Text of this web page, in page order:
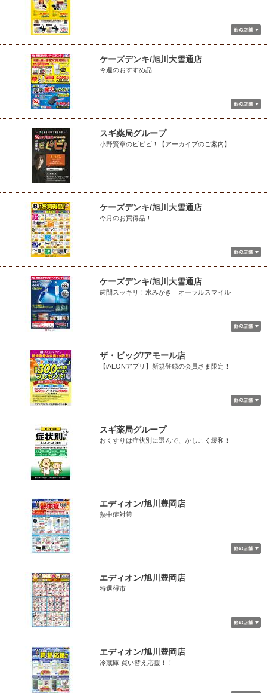
ケーズデンキ/旭川大雪通店
今週のおすすめ品
スギ薬局グループ
小野賢章のビビビ！【アーカイブのご案内】
ケーズデンキ/旭川大雪通店
今月のお買得品！
ケーズデンキ/旭川大雪通店
歯間スッキリ！水みがき オーラルスマイル
ザ・ビッグ/アモール店
【iAEONアプリ】新規登録の会員さま限定！
スギ薬局グループ
おくすりは症状別に選んで、かしこく緩和！
エディオン/旭川豊岡店
熱中症対策
エディオン/旭川豊岡店
特選得市
エディオン/旭川豊岡店
冷蔵庫 買い替え応援！！